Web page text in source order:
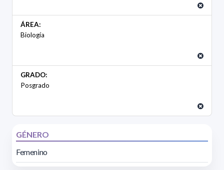
ÁREA:
Biología
GRADO:
Posgrado
GÉNERO
Femenino